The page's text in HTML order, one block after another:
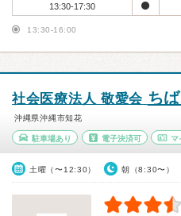
13:30-17:30
13:30-16:00
社会医療法人 敬愛会 ち
沖縄県沖縄市知花
駐車場あり 電子決済可 マ
土曜（〜12:30） 朝（8:30〜）